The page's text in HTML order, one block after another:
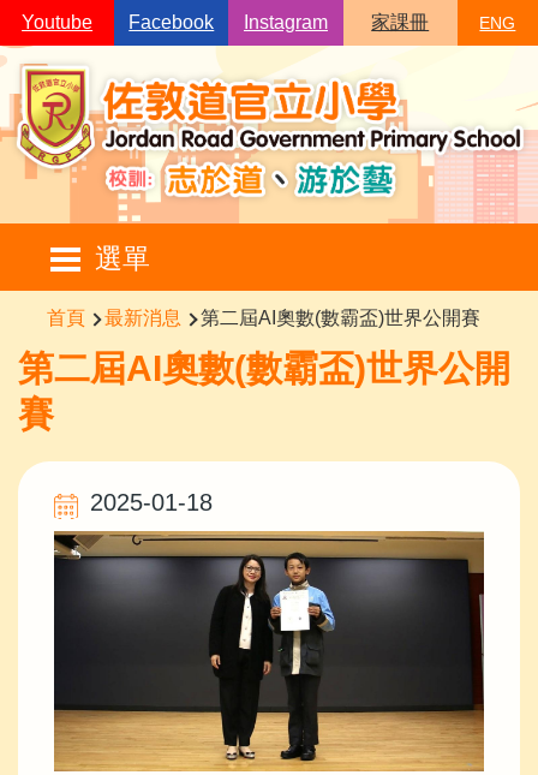
移至主內容
Youtube Facebook Instagram 家課冊 ENG
選單
Main
navigation
導
航
連
結
首頁 最新消息 第二屆AI奧數(數霸盃)世界公開賽
第二屆AI奧數(數霸盃)世界公開
賽
2025-01-18